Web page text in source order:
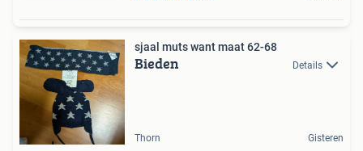
sjaal muts want maat 62-68
Bieden Details
Thorn Gisteren